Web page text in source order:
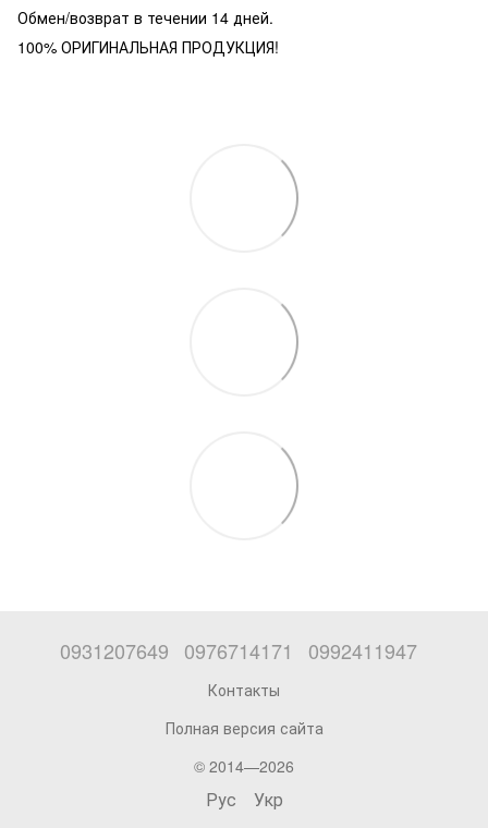
Обмен/возврат в течении 14 дней.
100% ОРИГИНАЛЬНАЯ ПРОДУКЦИЯ!
0931207649 0976714171 0992411947
Контакты
Полная версия сайта
© 2014—2026
Рус Укр